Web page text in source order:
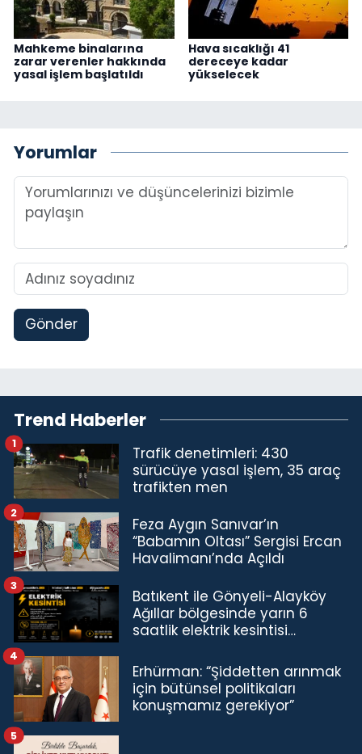
Mahkeme binalarına
zarar verenler hakkında
yasal işlem başlatıldı
Hava sıcaklığı 41
dereceye kadar
yükselecek
Yorumlar
Gönder
Trend Haberler
Trafik denetimleri: 430
sürücüye yasal işlem, 35 araç
trafikten men
1
Feza Aygın Sanıvar’ın
“Babamın Oltası” Sergisi Ercan
Havalimanı’nda Açıldı
2
Batıkent ile Gönyeli-Alayköy
Ağıllar bölgesinde yarın 6
saatlik elektrik kesintisi…
3
Erhürman: “Şiddetten arınmak
için bütünsel politikaları
konuşmamız gerekiyor”
4
5